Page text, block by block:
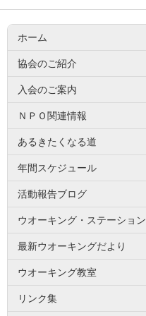
ホーム
協会のご紹介
入会のご案内
ＮＰＯ関連情報
あるきたくなる道
年間スケジュール
活動報告ブログ
ウオーキング・ステーション
最新ウオーキングだより
ウオーキング教室
リンク集